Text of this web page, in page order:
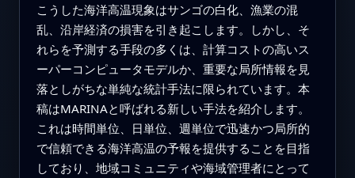
こうした海洋高温現象はサンゴの白化、漁業の混
乱、沿岸経済の損害を引き起こします。しかし、そ
れらを予測する手段の多くは、計算コストの高いス
ーパーコンピュータモデルか、重要な局所情報を見
落としがちな単純な統計手法に限られています。本
稿はMARINAと呼ばれる新しい手法を紹介します。
これは時間単位、日単位、週単位で迅速かつ局所的
で信頼できる海洋高温の予報を提供することを目指
しており、地域コミュニティや海域管理者にとって